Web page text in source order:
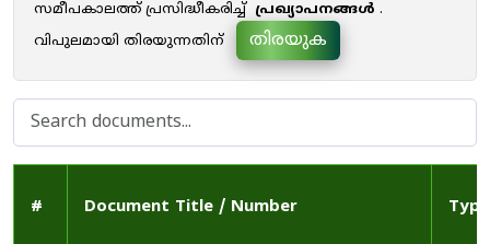
സമീപകാലത്ത് പ്രസിദ്ധീകരിച്ച് പ്രഖ്യാപനങ്ങൾ .
വിപുലമായി തിരയുന്നതിന്
തിരയുക
# Document Title / Number Type